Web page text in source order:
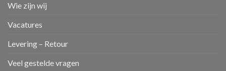
Wie zijn wij
Vacatures
Levering – Retour
Veel gestelde vragen